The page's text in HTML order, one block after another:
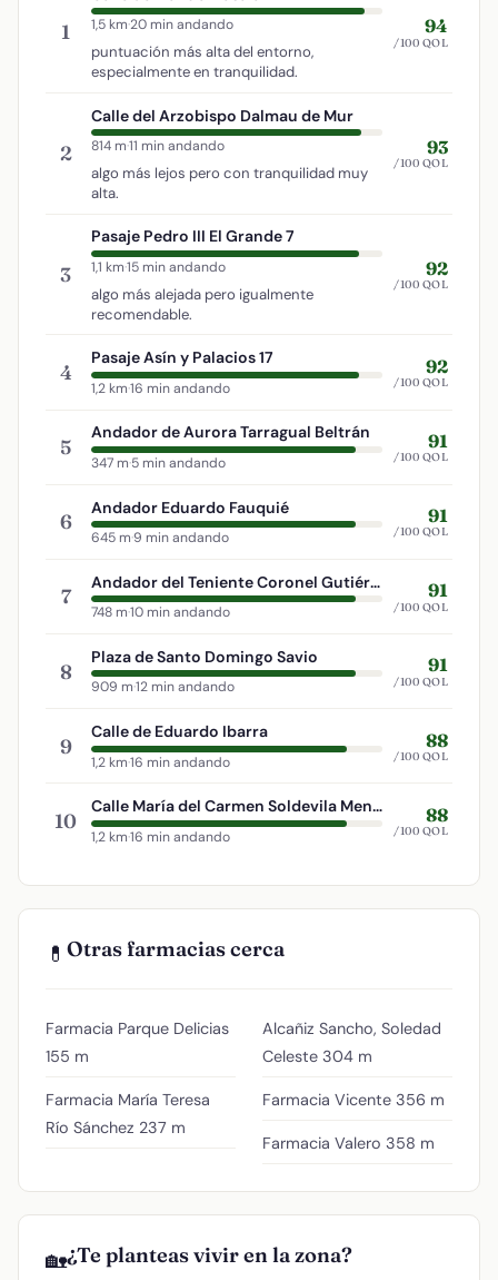
1 1,5 km·20 min andando
puntuación más alta del entorno,
especialmente en tranquilidad.
94
/100 QOL
2
Calle del Arzobispo Dalmau de Mur
814 m·11 min andando
algo más lejos pero con tranquilidad muy
alta.
93
/100 QOL
3
Pasaje Pedro III El Grande 7
1,1 km·15 min andando
algo más alejada pero igualmente
recomendable.
92
/100 QOL
4
Pasaje Asín y Palacios 17
1,2 km·16 min andando
92
/100 QOL
5
Andador de Aurora Tarragual Beltrán
347 m·5 min andando
91
/100 QOL
6
Andador Eduardo Fauquié
645 m·9 min andando
91
/100 QOL
7
Andador del Teniente Coronel Gutiérrez Mellado
748 m·10 min andando
91
/100 QOL
8
Plaza de Santo Domingo Savio
909 m·12 min andando
91
/100 QOL
9
Calle de Eduardo Ibarra
1,2 km·16 min andando
88
/100 QOL
10
Calle María del Carmen Soldevila Menéndez
1,2 km·16 min andando
88
/100 QOL
💊 Otras farmacias cerca
Farmacia Parque Delicias
155 m
Farmacia María Teresa
Río Sánchez 237 m
Alcañiz Sancho, Soledad
Celeste 304 m
Farmacia Vicente 356 m
Farmacia Valero 358 m
🏡¿Te planteas vivir en la zona?